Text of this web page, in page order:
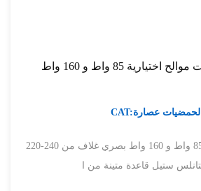
CAT:الحمضيات عصارة
220-240 فولت ، 50/60 هرتز ، 85 واط و 160 واط بصري غلاف من